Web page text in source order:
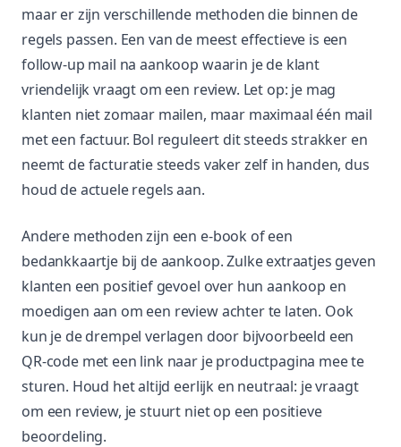
maar er zijn verschillende methoden die binnen de
regels passen. Een van de meest effectieve is een
follow-up mail na aankoop waarin je de klant
vriendelijk vraagt om een review. Let op: je mag
klanten niet zomaar mailen, maar maximaal één mail
met een factuur. Bol reguleert dit steeds strakker en
neemt de facturatie steeds vaker zelf in handen, dus
houd de actuele regels aan.
Andere methoden zijn een e-book of een
bedankkaartje bij de aankoop. Zulke extraatjes geven
klanten een positief gevoel over hun aankoop en
moedigen aan om een review achter te laten. Ook
kun je de drempel verlagen door bijvoorbeeld een
QR-code met een link naar je productpagina mee te
sturen. Houd het altijd eerlijk en neutraal: je vraagt
om een review, je stuurt niet op een positieve
beoordeling.